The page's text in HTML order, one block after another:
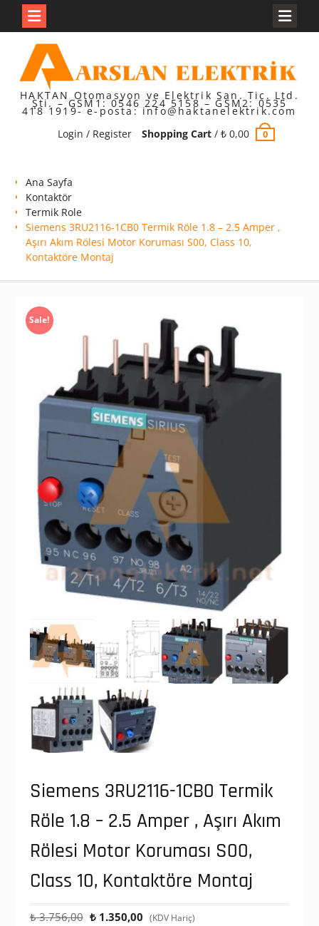
content
HAKTAN Otomasyon ve Elektrik San. Tic. Ltd.
Şti. – GSM1: 0546 224 5158 – GSM2: 0535
418 1919- e-posta: info@haktanelektrik.com
Login / Register
Shopping Cart/ ₺0,00 0
Ana Sayfa
Kontaktör
Termik Role
Siemens 3RU2116-1CB0 Termik Röle 1.8 – 2.5 Amper ,
Aşırı Akım Rölesi Motor Koruması S00, Class 10,
Kontaktöre Montaj
Sale!
Siemens 3RU2116-1CB0 Termik
Röle 1.8 – 2.5 Amper , Aşırı Akım
Rölesi Motor Koruması S00,
Class 10, Kontaktöre Montaj
₺3.756,00 Orijinal
₺1.350,00 Şu
(KDV Hariç)